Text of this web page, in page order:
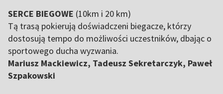
SERCE BIEGOWE (10km i 20 km)
Tą trasą pokierują doświadczeni biegacze, którzy
dostosują tempo do możliwości uczestników, dbając o
sportowego ducha wyzwania.
Mariusz Mackiewicz, Tadeusz Sekretarczyk, Paweł
Szpakowski